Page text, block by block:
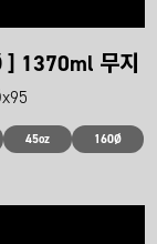
] 1370ml 무지
45oz
160Ø